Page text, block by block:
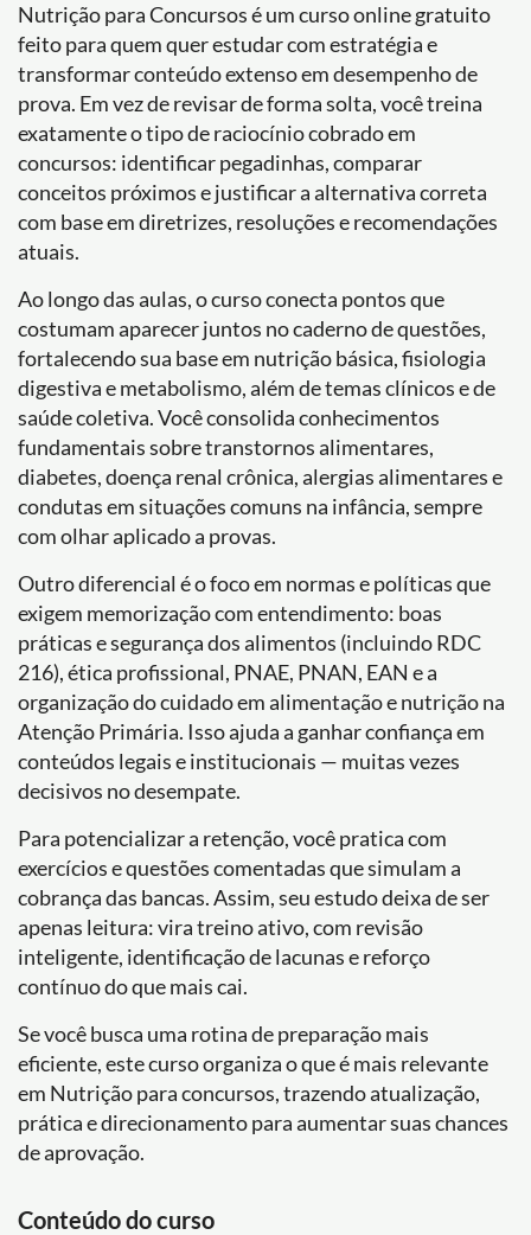
Nutrição para Concursos é um curso online gratuito
feito para quem quer estudar com estratégia e
transformar conteúdo extenso em desempenho de
prova. Em vez de revisar de forma solta, você treina
exatamente o tipo de raciocínio cobrado em
concursos: identificar pegadinhas, comparar
conceitos próximos e justificar a alternativa correta
com base em diretrizes, resoluções e recomendações
atuais.
Ao longo das aulas, o curso conecta pontos que
costumam aparecer juntos no caderno de questões,
fortalecendo sua base em nutrição básica, fisiologia
digestiva e metabolismo, além de temas clínicos e de
saúde coletiva. Você consolida conhecimentos
fundamentais sobre transtornos alimentares,
diabetes, doença renal crônica, alergias alimentares e
condutas em situações comuns na infância, sempre
com olhar aplicado a provas.
Outro diferencial é o foco em normas e políticas que
exigem memorização com entendimento: boas
práticas e segurança dos alimentos (incluindo RDC
216), ética profissional, PNAE, PNAN, EAN e a
organização do cuidado em alimentação e nutrição na
Atenção Primária. Isso ajuda a ganhar confiança em
conteúdos legais e institucionais — muitas vezes
decisivos no desempate.
Para potencializar a retenção, você pratica com
exercícios e questões comentadas que simulam a
cobrança das bancas. Assim, seu estudo deixa de ser
apenas leitura: vira treino ativo, com revisão
inteligente, identificação de lacunas e reforço
contínuo do que mais cai.
Se você busca uma rotina de preparação mais
eficiente, este curso organiza o que é mais relevante
em Nutrição para concursos, trazendo atualização,
prática e direcionamento para aumentar suas chances
de aprovação.
Conteúdo do curso